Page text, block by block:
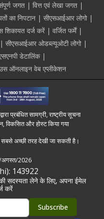
जगत
वित्त एवं लेखा जगत
का निपटान
सीएसआईआर लोगो
दर्ज करें
वर्जित फर्में
सीएसआईआर ओडब्ल्यूओटी लोगो
डेटालिंक
ऑनलाइन वेब एप्लीकेशन
प्रबंधित सामग्री, राष्ट्रीय सूचना
विकसित और होस्ट किया गया
अच्छी तरह देखी जा सकती है।
अगस्त/2026
143922
सदस्यता लेने के लिए, अपना ईमेल
करें